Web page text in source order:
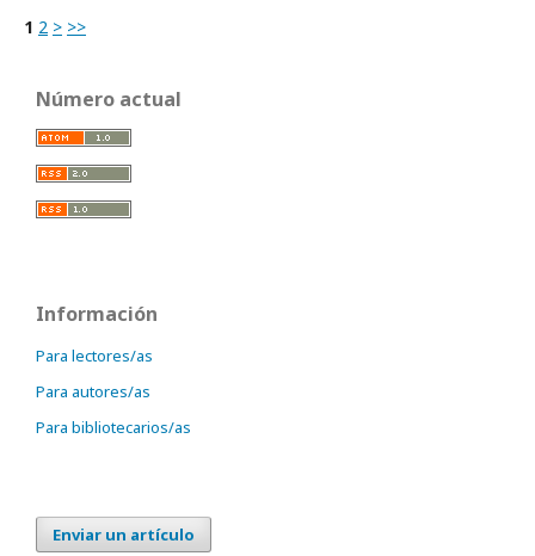
1 2 > >>
Número actual
Información
Para lectores/as
Para autores/as
Para bibliotecarios/as
Enviar un artículo